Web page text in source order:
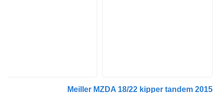
Meiller MZDA 18/22 kipper tandem 2015